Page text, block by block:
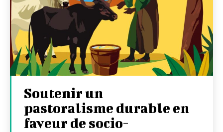
Soutenir un
pastoralisme durable en
faveur de socio-